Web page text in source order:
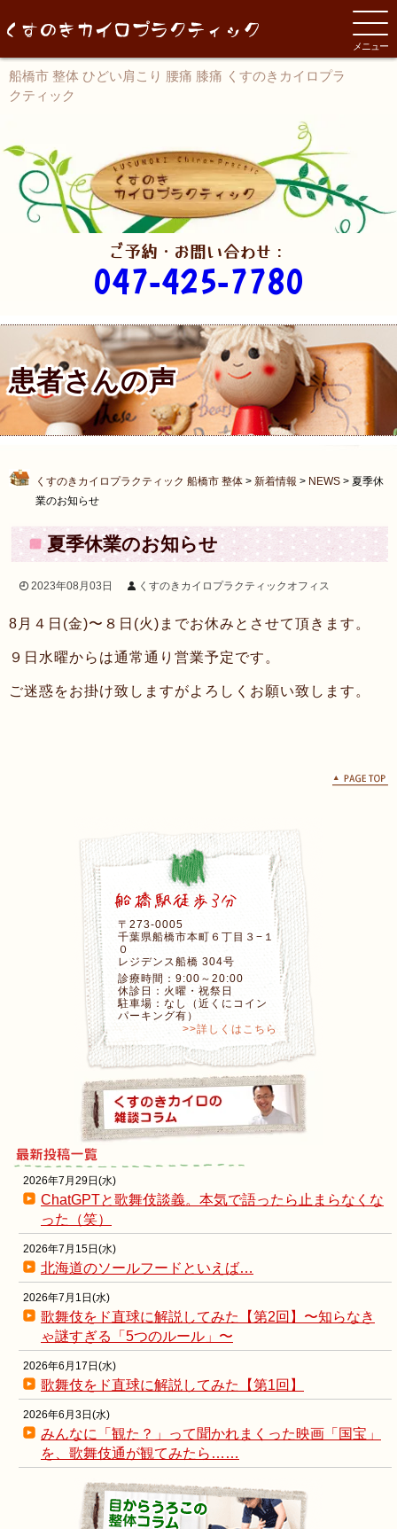
船橋市 整体 ひどい肩こり 腰痛 膝痛 くすのきカイロプラ
クティック
ご予約・お問い合わせ：
047-425-7780
患者さんの声
くすのきカイロプラクティック 船橋市 整体 > 新着情報 > NEWS > 夏季休
業のお知らせ
夏季休業のお知らせ
2023年08月03日 くすのきカイロプラクティックオフィス
8月４日(金)〜８日(火)までお休みとさせて頂きます。
９日水曜からは通常通り営業予定です。
ご迷惑をお掛け致しますがよろしくお願い致します。
〒273-0005
千葉県船橋市本町６丁目３−１
０
レジデンス船橋 304号
診療時間：9:00～20:00
休診日：火曜・祝祭日
駐車場：なし（近くにコイン
パーキング有）
>>詳しくはこちら
2026年7月29日(水)
ChatGPTと歌舞伎談義。本気で語ったら止まらなくな
った（笑）
2026年7月15日(水)
北海道のソールフードといえば…
2026年7月1日(水)
歌舞伎をド直球に解説してみた【第2回】〜知らなき
ゃ謎すぎる「5つのルール」〜
2026年6月17日(水)
歌舞伎をド直球に解説してみた【第1回】
2026年6月3日(水)
みんなに「観た？」って聞かれまくった映画「国宝」
を、歌舞伎通が観てみたら……
メニュー